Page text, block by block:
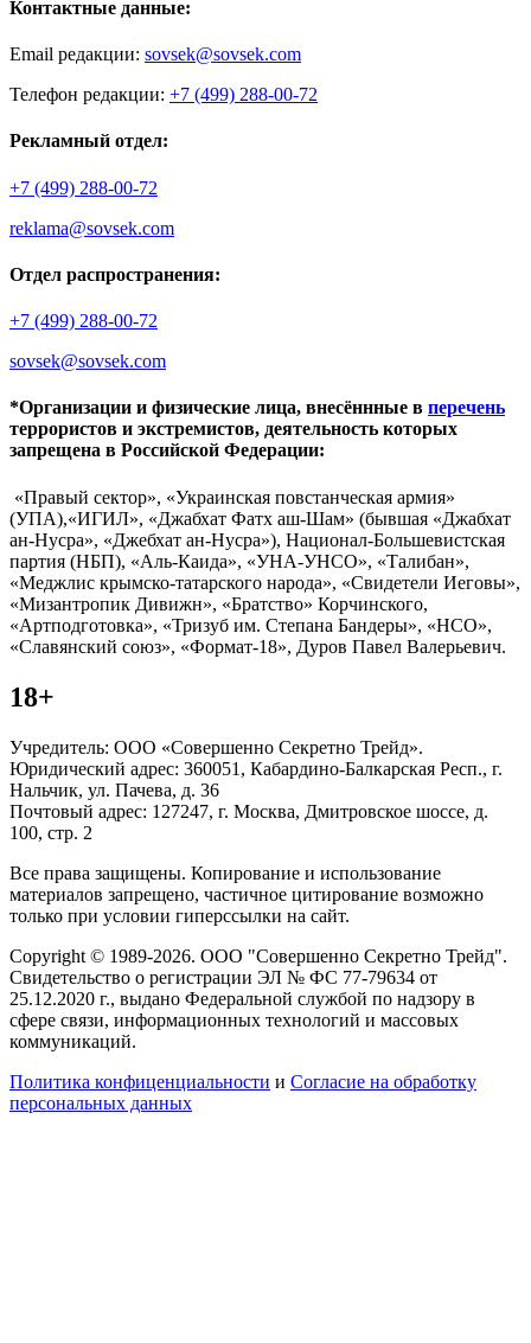
Контактные данные:
Email редакции: sovsek@sovsek.com
Телефон редакции: +7 (499) 288-00-72
Рекламный отдел:
+7 (499) 288-00-72
reklama@sovsek.com
Отдел распространения:
+7 (499) 288-00-72
sovsek@sovsek.com
*Организации и физические лица, внесённные в перечень
террористов и экстремистов, деятельность которых
запрещена в Российской Федерации:
«Правый сектор», «Украинская повстанческая армия»
(УПА),«ИГИЛ», «Джабхат Фатх аш-Шам» (бывшая «Джабхат
ан-Нусра», «Джебхат ан-Нусра»), Национал-Большевистская
партия (НБП), «Аль-Каида», «УНА-УНСО», «Талибан»,
«Меджлис крымско-татарского народа», «Свидетели Иеговы»,
«Мизантропик Дивижн», «Братство» Корчинского,
«Артподготовка», «Тризуб им. Степана Бандеры», «НСО»,
«Славянский союз», «Формат-18», Дуров Павел Валерьевич.
18+
Учредитель: ООО «Совершенно Секретно Трейд».
Юридический адрес: 360051, Кабардино-Балкарская Респ., г.
Нальчик, ул. Пачева, д. 36
Почтовый адрес: 127247, г. Москва, Дмитровское шоссе, д.
100, стр. 2
Все права защищены. Копирование и использование
материалов запрещено, частичное цитирование возможно
только при условии гиперссылки на сайт.
Copyright © 1989-2026. ООО "Совершенно Секретно Трейд".
Свидетельство о регистрации ЭЛ № ФС 77-79634 от
25.12.2020 г., выдано Федеральной службой по надзору в
сфере связи, информационных технологий и массовых
коммуникаций.
Политика конфиценциальности и Согласие на обработку
персональных данных